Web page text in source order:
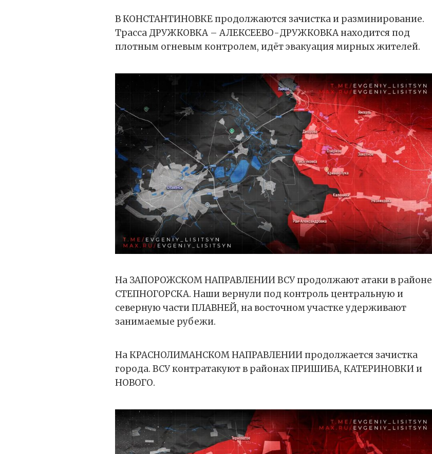
В КОНСТАНТИНОВКЕ продолжаются зачистка и разминирование.
Трасса ДРУЖКОВКА – АЛЕКСЕЕВО-ДРУЖКОВКА находится под
плотным огневым контролем, идёт эвакуация мирных жителей.
На ЗАПОРОЖСКОМ НАПРАВЛЕНИИ ВСУ продолжают атаки в районе
СТЕПНОГОРСКА. Наши вернули под контроль центральную и
северную части ПЛАВНЕЙ, на восточном участке удерживают
занимаемые рубежи.
На КРАСНОЛИМАНСКОМ НАПРАВЛЕНИИ продолжается зачистка
города. ВСУ контратакуют в районах ПРИШИБА, КАТЕРИНОВКИ и
НОВОГО.